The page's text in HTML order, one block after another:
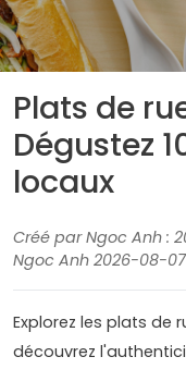
Plats de
Dégustez
locaux
Créé par Ngoc Anh :
Ngoc Anh 2026-08-07
Explorez les plats de
découvrez